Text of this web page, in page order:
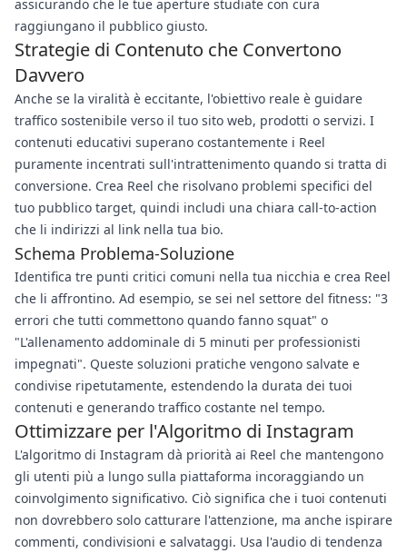
assicurando che le tue aperture studiate con cura
raggiungano il pubblico giusto.
Strategie di Contenuto che Convertono
Davvero
Anche se la viralità è eccitante, l'obiettivo reale è guidare
traffico sostenibile verso il tuo sito web, prodotti o servizi. I
contenuti educativi superano costantemente i Reel
puramente incentrati sull'intrattenimento quando si tratta di
conversione. Crea Reel che risolvano problemi specifici del
tuo pubblico target, quindi includi una chiara call-to-action
che li indirizzi al link nella tua bio.
Schema Problema-Soluzione
Identifica tre punti critici comuni nella tua nicchia e crea Reel
che li affrontino. Ad esempio, se sei nel settore del fitness: "3
errori che tutti commettono quando fanno squat" o
"L'allenamento addominale di 5 minuti per professionisti
impegnati". Queste soluzioni pratiche vengono salvate e
condivise ripetutamente, estendendo la durata dei tuoi
contenuti e generando traffico costante nel tempo.
Ottimizzare per l'Algoritmo di Instagram
L'algoritmo di Instagram dà priorità ai Reel che mantengono
gli utenti più a lungo sulla piattaforma incoraggiando un
coinvolgimento significativo. Ciò significa che i tuoi contenuti
non dovrebbero solo catturare l'attenzione, ma anche ispirare
commenti, condivisioni e salvataggi. Usa l'audio di tendenza